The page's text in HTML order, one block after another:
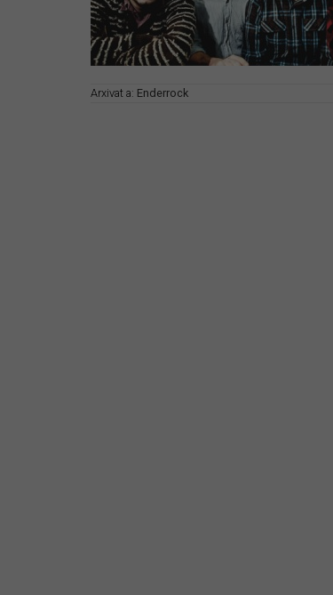
Arxivat a: Enderrock